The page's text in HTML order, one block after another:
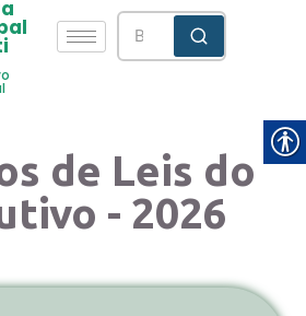
de Leis do
- 2026